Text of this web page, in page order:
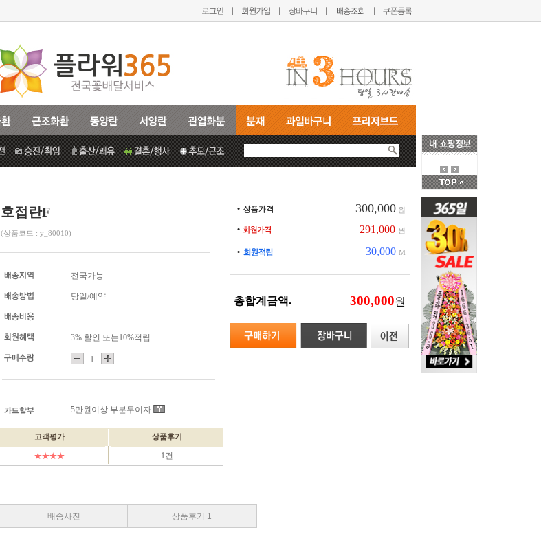
호접란F
(상품코드 : y_80010)
전국가능
당일/예약
3% 할인 또는10%적립
5만원이상 부분무이자
고객평가 상품후기
1건
300,000 원
291,000 원
30,000 M
총합계금액. 원
배송사진 상품후기 1